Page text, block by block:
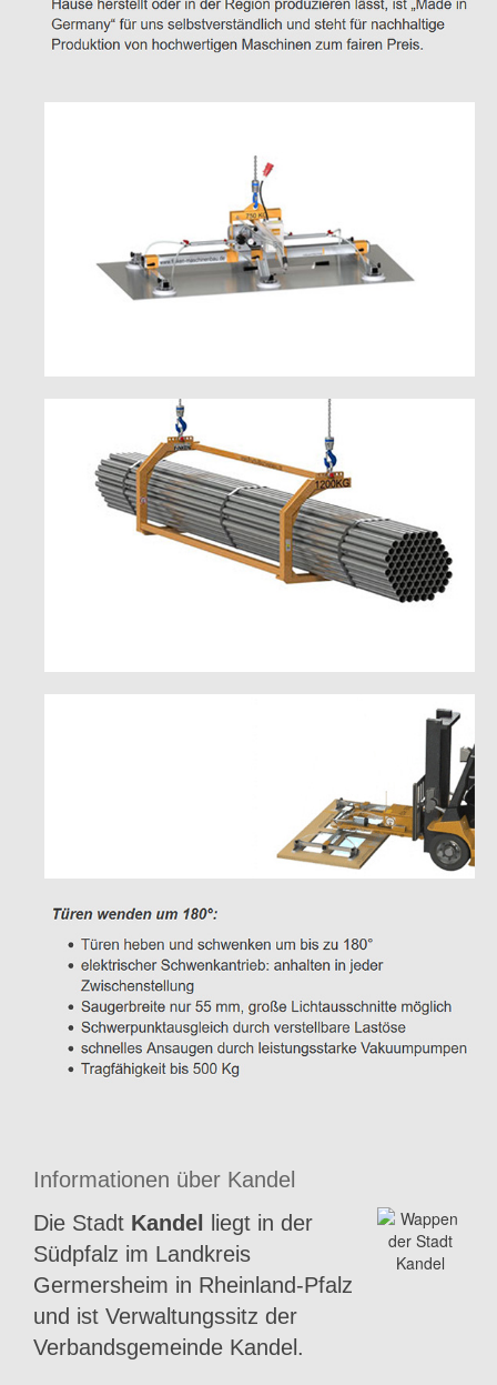
Informationen über Kandel
Die Stadt Kandel
liegt in der
Südpfalz im Landkreis
Germersheim in Rheinland-Pfalz
und ist Verwaltungssitz der
Verbandsgemeinde Kandel.